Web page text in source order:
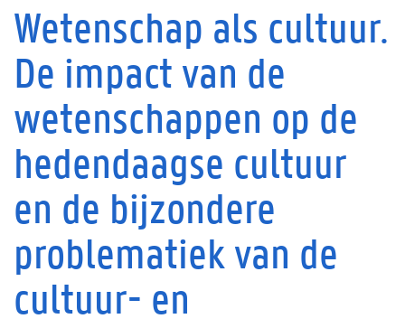
Wetenschap als cultuur.
De impact van de
wetenschappen op de
hedendaagse cultuur
en de bijzondere
problematiek van de
cultuur- en